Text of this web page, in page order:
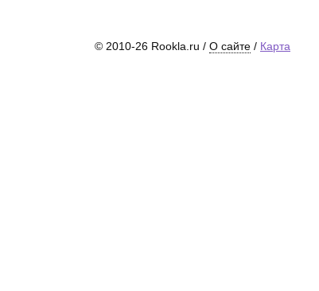
© 2010-26 Rookla.ru / О сайте / Карта